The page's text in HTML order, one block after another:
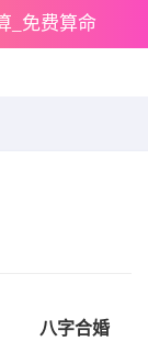
_免费算命
八字合婚